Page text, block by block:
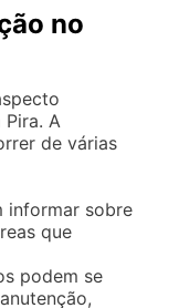
no
A
de várias
informar sobre
que
podem se